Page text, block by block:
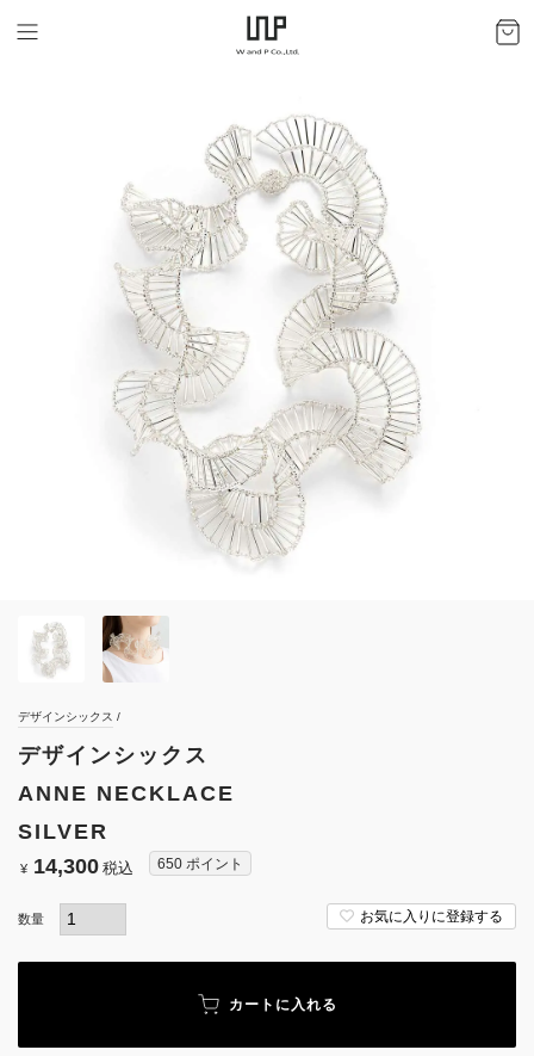
デザインシックス
デザインシックス
ANNE NECKLACE
SILVER
¥ 14,300 税込 650 ポイント
お気に入りに登録する
カートに入れる